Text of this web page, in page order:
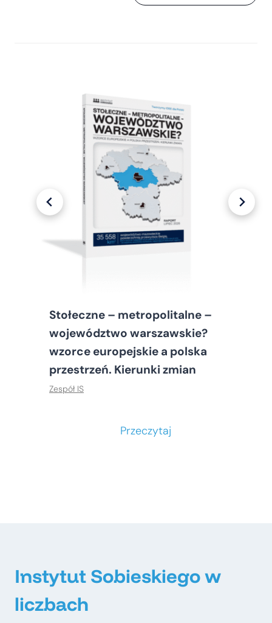
Stołeczne – metropolitalne –
województwo warszawskie?
wzorce europejskie a polska
przestrzeń. Kierunki zmian
Zespół IS
Przeczytaj
–
Instytut Sobieskiego w
liczbach